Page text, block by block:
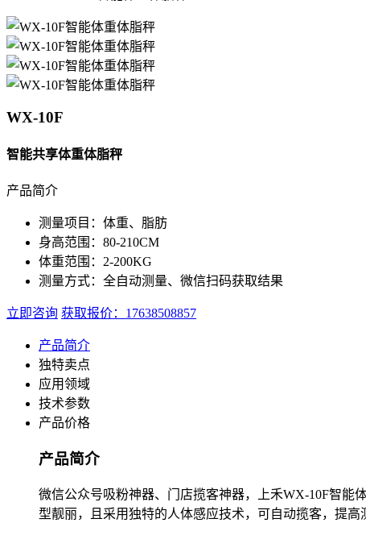
WX-10F
智能共享体重体脂秤
产品简介
测量项目： 体重、脂肪
身高范围： 80-210CM
体重范围： 2-200KG
测量方式： 全自动测量、微信扫码获取结果
立即咨询 获取报价：17638508857
产品简介
独特卖点
应用领域
技术参数
产品价格
产品简介
微信公众号吸粉神器、门店揽客神器，上禾WX-10F智能
型靓丽，且采用独特的人体感应技术，可自动揽客，提高